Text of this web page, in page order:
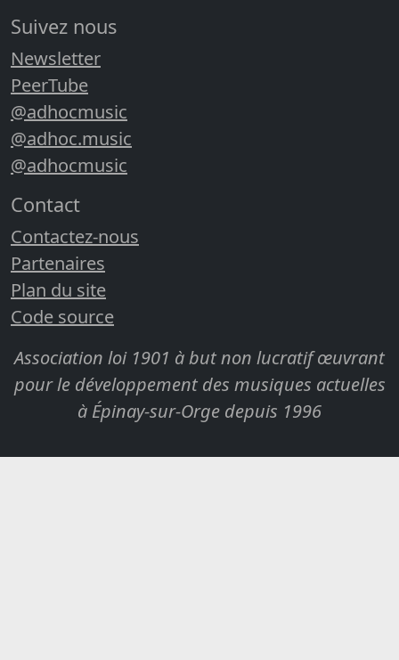
Suivez nous
Newsletter
PeerTube
@adhocmusic
@adhoc.music
@adhocmusic
Contact
Contactez-nous
Partenaires
Plan du site
Code source
Association loi 1901 à but non lucratif œuvrant
pour le développement des musiques actuelles
à Épinay-sur-Orge depuis 1996